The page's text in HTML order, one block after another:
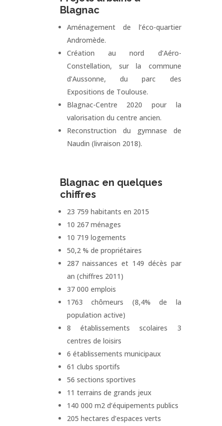
Blagnac
Aménagement de l’éco-quartier
Andromède.
Création au nord d’Aéro-
Constellation, sur la commune
d’Aussonne, du parc des
Expositions de Toulouse.
Blagnac-Centre 2020 pour la
valorisation du centre ancien.
Reconstruction du gymnase de
Naudin (livraison 2018).
Blagnac en quelques
chiffres
23 759 habitants en 2015
10 267 ménages
10 719 logements
50,2 % de propriétaires
287 naissances et 149 décès par
an (chiffres 2011)
37 000 emplois
1763 chômeurs (8,4% de la
population active)
8 établissements scolaires 3
centres de loisirs
6 établissements municipaux
61 clubs sportifs
56 sections sportives
11 terrains de grands jeux
140 000 m2 d’équipements publics
205 hectares d’espaces verts